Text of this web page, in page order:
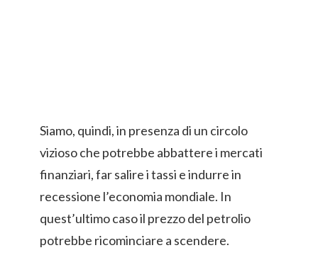
Siamo, quindi, in presenza di un circolo
vizioso che potrebbe abbattere i mercati
finanziari, far salire i tassi e indurre in
recessione l’economia mondiale. In
quest’ultimo caso il prezzo del petrolio
potrebbe ricominciare a scendere.